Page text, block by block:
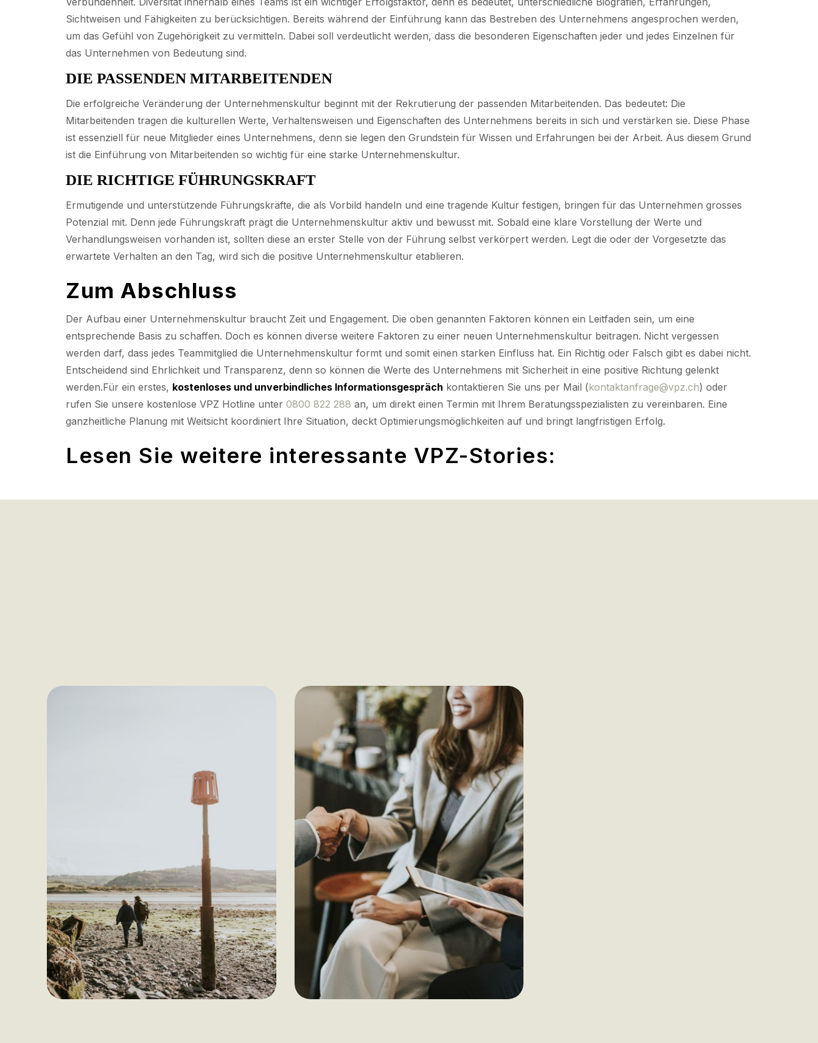
Sichtweisen und Fähigkeiten zu berücksichtigen. Bereits während der Einführung kann das Bestreben des Unternehmens angesprochen werden,
um das Gefühl von Zugehörigkeit zu vermitteln. Dabei soll verdeutlicht werden, dass die besonderen Eigenschaften jeder und jedes Einzelnen für
das Unternehmen von Bedeutung sind.
DIE PASSENDEN MITARBEITENDEN
Die erfolgreiche Veränderung der Unternehmenskultur beginnt mit der Rekrutierung der passenden Mitarbeitenden. Das bedeutet: Die
Mitarbeitenden tragen die kulturellen Werte, Verhaltensweisen und Eigenschaften des Unternehmens bereits in sich und verstärken sie. Diese Phase
ist essenziell für neue Mitglieder eines Unternehmens, denn sie legen den Grundstein für Wissen und Erfahrungen bei der Arbeit. Aus diesem Grund
ist die Einführung von Mitarbeitenden so wichtig für eine starke Unternehmenskultur.
DIE RICHTIGE FÜHRUNGSKRAFT
Ermutigende und unterstützende Führungskräfte, die als Vorbild handeln und eine tragende Kultur festigen, bringen für das Unternehmen grosses
Potenzial mit. Denn jede Führungskraft prägt die Unternehmenskultur aktiv und bewusst mit. Sobald eine klare Vorstellung der Werte und
Verhandlungsweisen vorhanden ist, sollten diese an erster Stelle von der Führung selbst verkörpert werden. Legt die oder der Vorgesetzte das
erwartete Verhalten an den Tag, wird sich die positive Unternehmenskultur etablieren.
Zum Abschluss
Der Aufbau einer Unternehmenskultur braucht Zeit und Engagement. Die oben genannten Faktoren können ein Leitfaden sein, um eine
entsprechende Basis zu schaffen. Doch es können diverse weitere Faktoren zu einer neuen Unternehmenskultur beitragen. Nicht vergessen
werden darf, dass jedes Teammitglied die Unternehmenskultur formt und somit einen starken Einfluss hat. Ein Richtig oder Falsch gibt es dabei nicht.
Entscheidend sind Ehrlichkeit und Transparenz, denn so können die Werte des Unternehmens mit Sicherheit in eine positive Richtung gelenkt
werden.Für ein erstes, kostenloses und unverbindliches Informationsgespräch kontaktieren Sie uns per Mail (kontaktanfrage@vpz.ch) oder
rufen Sie unsere kostenlose VPZ Hotline unter 0800 822 288 an, um direkt einen Termin mit Ihrem Beratungsspezialisten zu vereinbaren. Eine
ganzheitliche Planung mit Weitsicht koordiniert Ihre Situation, deckt Optimierungsmöglichkeiten auf und bringt langfristigen Erfolg.
Lesen Sie weitere interessante VPZ-Stories: